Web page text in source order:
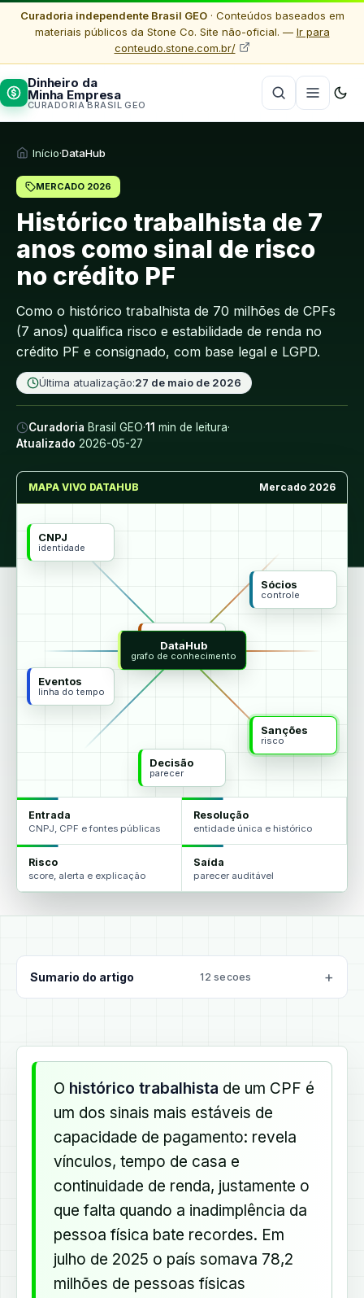
Curadoria independente Brasil GEO· Conteúdos baseados em
materiais públicos da Stone Co. Site não-oficial. — Ir para
conteudo.stone.com.br/
Dinheiro da
Minha Empresa
CURADORIA BRASIL GEO
Início·DataHub
MERCADO 2026
Histórico trabalhista de 7
anos como sinal de risco
no crédito PF
Como o histórico trabalhista de 70 milhões de CPFs
(7 anos) qualifica risco e estabilidade de renda no
crédito PF e consignado, com base legal e LGPD.
Última atualização:27 de maio de 2026
Curadoria Brasil GEO·11 min de leitura·
Atualizado 2026-05-27
MAPA VIVO DATAHUB Mercado 2026
CNPJ
identidade
Sócios
controle
Eventos
linha do tempo
Sanções
risco
agentes
Decisão
parecer
DataHub
grafo de conhecimento
Entrada
CNPJ, CPF e fontes públicas
Resolução
entidade única e histórico
Risco
score, alerta e explicação
Saída
parecer auditável
Sumario do artigo 12 secoes
O histórico trabalhista de um CPF é
um dos sinais mais estáveis de
capacidade de pagamento: revela
vínculos, tempo de casa e
continuidade de renda, justamente o
que falta quando a inadimplência da
pessoa física bate recordes. Em
julho de 2025 o país somava 78,2
milhões de pessoas físicas